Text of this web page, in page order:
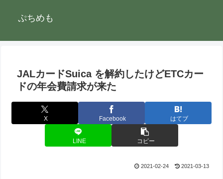
ぷちめも
JALカードSuica を解約したけどETCカー
ドの年会費請求が来た
X Facebook はてブ
LINE コピー
2021-02-24 2021-03-13